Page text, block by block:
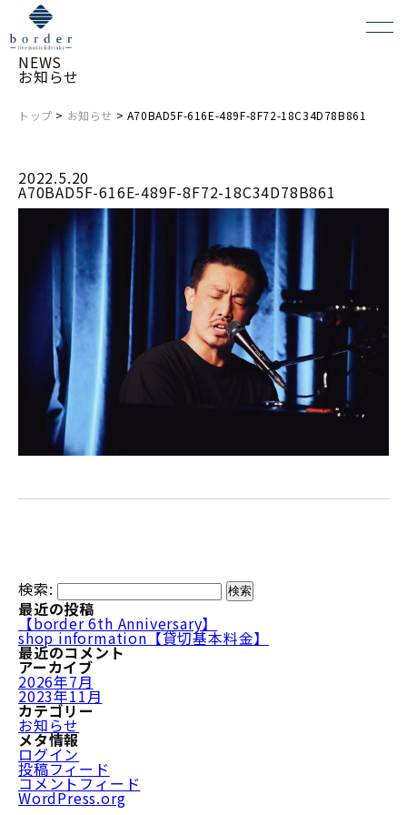
NEWS
お知らせ
トップ > お知らせ > A70BAD5F-616E-489F-8F72-18C34D78B861
2022.5.20
A70BAD5F-616E-489F-8F72-18C34D78B861
検索:
最近の投稿
【border 6th Anniversary】
shop information【貸切基本料金】
最近のコメント
アーカイブ
2026年7月
2023年11月
カテゴリー
お知らせ
メタ情報
ログイン
投稿フィード
コメントフィード
WordPress.org